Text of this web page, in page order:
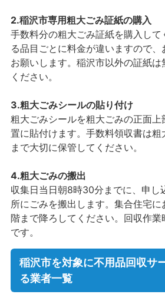
2.稲沢市専用粗大ごみ証紙の購入
手数料分の粗大ごみ証紙を購入し
る品目ごとに料金が違いますので、
お願いします。稲沢市以外の証紙
ください。
3.粗大ごみシールの貼り付け
粗大ごみシールを粗大ごみの正面上
置に貼付けます。手数料領収書は粗
まで大切に保管してください。
4.粗大ごみの搬出
収集日当日朝8時30分までに、申し
所にごみを搬出します。集合住宅に
階まで降ろしてください。回収作
です。
稲沢市を対象に不用品回収サ
る業者一覧